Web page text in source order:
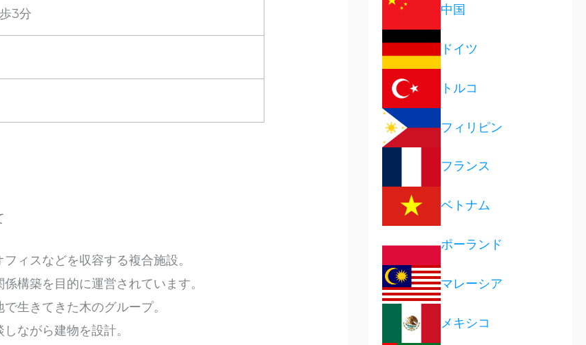
3分
ィスなどを収容する複合施設。
構築を目的に運営されています。
生きてきた木のグループ。
ながら建物を設計。
中国
ドイツ
トルコ
フィリピン
フランス
ベトナム
ポーランド
マレーシア
メキシコ